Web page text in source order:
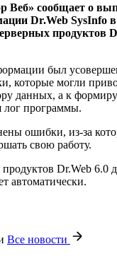
Веб» сообщает о
Dr.Web SysInfo в
продуктов
был
которые могли
данных, а к
лог программы.
ошибки, из-за
свою работу.
продуктов Dr.Web 6.0
автоматически.
Все новости